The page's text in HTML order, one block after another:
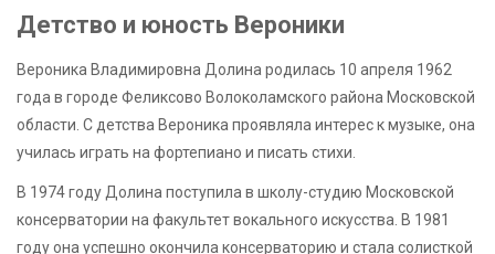
Детство и юность Вероники
Вероника Владимировна Долина родилась 10 апреля 1962
года в городе Феликсово Волоколамского района Московской
области. С детства Вероника проявляла интерес к музыке, она
училась играть на фортепиано и писать стихи.
В 1974 году Долина поступила в школу-студию Московской
консерватории на факультет вокального искусства. В 1981
году она успешно окончила консерваторию и стала солисткой